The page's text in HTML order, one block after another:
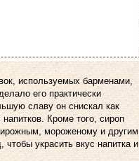
используемых барменами,
его практически
славу он снискал как
Кроме того, сироп
мороженому и другим
украсить вкус напитка и